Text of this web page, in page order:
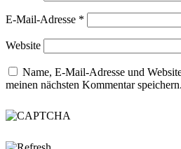
E-Mail-Adresse *
Website
Name, E-Mail-Adresse und
meinen nächsten Kommentar speichern.